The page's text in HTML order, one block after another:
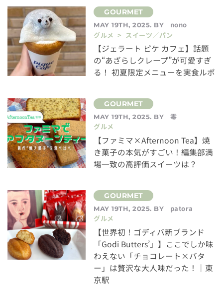
MAY 19TH, 2025. BY
nono
グルメ > スイーツ／パン
【ジェラート ピケ カフェ】話題
の“あざらしクレープ”が可愛すぎ
る！ 初夏限定メニューを実食ルポ
MAY 19TH, 2025. BY
零
グルメ
【ファミマ×Afternoon Tea】焼
き菓子の本気がすごい！編集部満
場一致の高評価スイーツは？
MAY 19TH, 2025. BY
patora
グルメ
【世界初！ゴディバ新ブランド
「Godi Butters’」】ここでしか味
わえない「チョコレート×バタ
ー」は贅沢な大人味だった！｜東
京駅